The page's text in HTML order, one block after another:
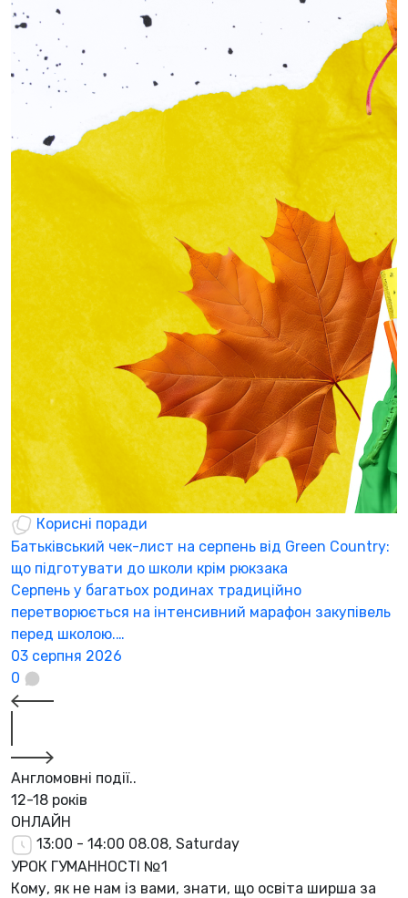
Корисні поради
Батьківський чек-лист на серпень від Green Country:
що підготувати до школи крім рюкзака
Серпень у багатьох родинах традиційно
перетворюється на інтенсивний марафон закупівель
перед школою.…
03 серпня 2026
0
Англомовні події..
12-18 років
ОНЛАЙН
13:00 - 14:00 08.08, Saturday
УРОК ГУМАННОСТІ №1
Кому, як не нам із вами, знати, що освіта ширша за